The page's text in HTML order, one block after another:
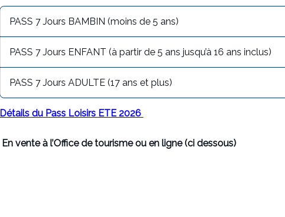
PASS 7 Jours BAMBIN (moins de 5 ans)
PASS 7 Jours ENFANT (à partir de 5 ans jusqu’à 16 ans inclus)
PASS 7 Jours ADULTE (17 ans et plus)
Détails du Pass Loisirs ETE 2026
En vente à l’Office de tourisme ou en ligne (ci dessous)